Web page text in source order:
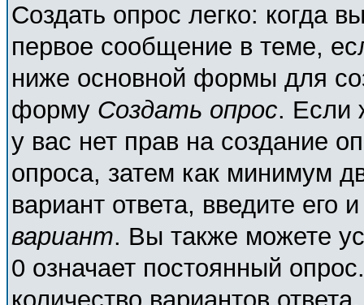
Создать опрос легко: когда
первое сообщение в теме,
ниже основной формы для
форму Создать опрос. Если
у вас нет прав на создание
опроса, затем как минимум
вариант ответа, введите его
вариант. Вы также можете
0 означает постоянный